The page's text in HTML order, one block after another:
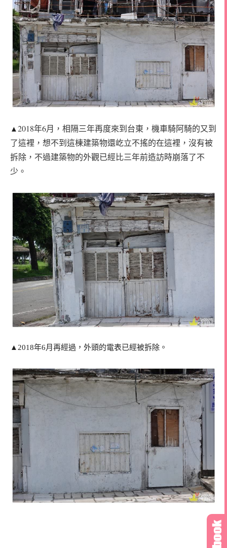
▲2018年6月，相隔三年再度來到台東，機車騎阿騎的又到
了這裡，想不到這棟建築物還屹立不搖的在這裡，沒有被
拆除，不過建築物的外觀已經比三年前造訪時崩落了不
少。
▲2018年6月再經過，外頭的電表已經被拆除。